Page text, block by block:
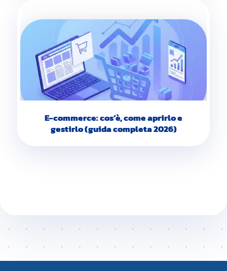
E-commerce: cos’è, come aprirlo e
gestirlo (guida completa 2026)